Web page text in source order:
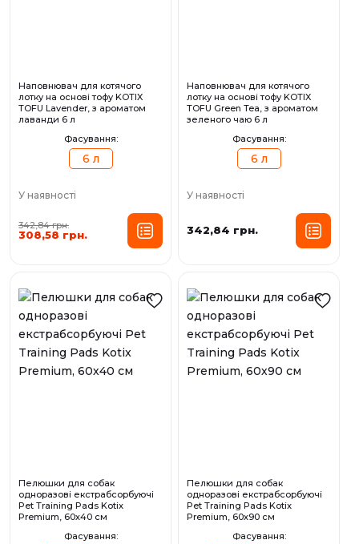
Наповнювач для котячого
лотку на основі тофу KOTIX
TOFU Lavender, з ароматом
лаванди 6 л
Фасування:
6 л
У наявності
342,84 грн.
308,58 грн.
Наповнювач для котячого
лотку на основі тофу KOTIX
TOFU Green Tea, з ароматом
зеленого чаю 6 л
Фасування:
6 л
У наявності
342,84 грн.
Пелюшки для собак
одноразові екстрабсорбуючі
Pet Training Pads Kotix
Premium, 60х40 см
Фасування:
Пелюшки для собак
одноразові екстрабсорбуючі
Pet Training Pads Kotix
Premium, 60х90 см
Фасування: